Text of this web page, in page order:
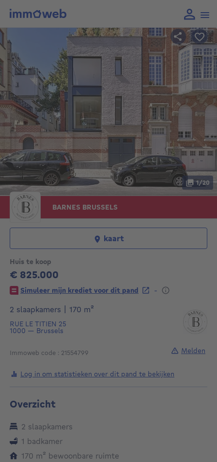
Huis te koop
€ 825.000
825000€
Simuleer mijn krediet voor dit pand
-
2 slaapkamers
170 m²
RUE LE TITIEN 25
1000 — Brussels
Immoweb code : 21554799
BARNES BRUSSELS
1/20
kaart
Log in om statistieken over dit pand te bekijken
Melden
Overzicht
2 slaapkamers
1 badkamer
170 m² vierkante meters
bewoonbare ruimte